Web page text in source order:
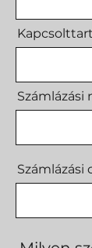
Számlázási
Számlázási